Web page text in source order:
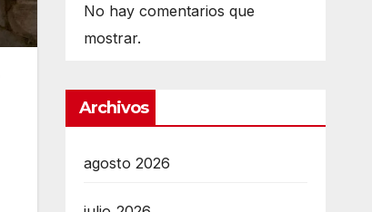
No hay comentarios que
mostrar.
Archivos
agosto 2026